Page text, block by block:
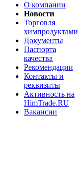
О компании
Новости
Торговля
химпродуктами
Документы
Паспорта
качества
Рекомендации
Контакты и
реквизиты
Активность на
HimTrade.RU
Вакансии